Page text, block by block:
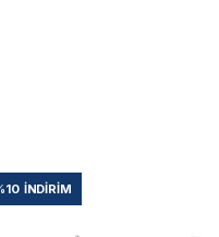
İNDIRIM